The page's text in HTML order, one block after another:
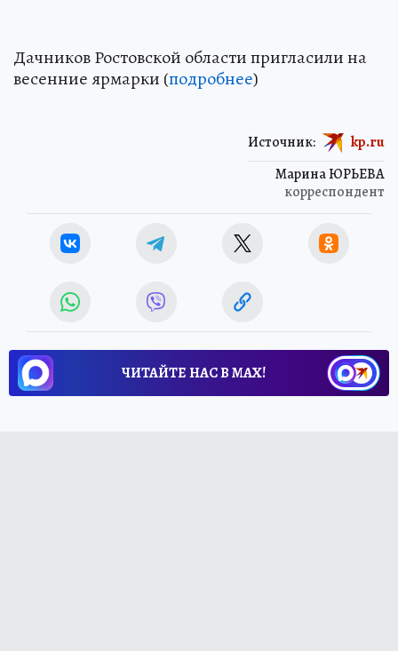
Дачников Ростовской области пригласили на
весенние ярмарки (подробнее)
Марина ЮРЬЕВА
корреспондент
Источник: kp.ru
ЧИТАЙТЕ НАС В МАХ!